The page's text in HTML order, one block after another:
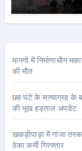
मानगो में निर्माणाधीन
की मौत
छह घंटे के सत्याग्रह के
की भूख हड़ताल अपडेट
खकड़ीपाड़ा में गांजा
ठेका कर्मी गिरफ्तार